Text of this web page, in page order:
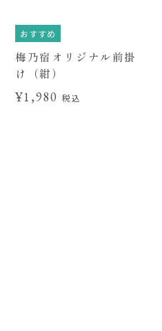
おすすめ
梅乃宿オリジナル前掛
け（紺）
¥1,980 税込